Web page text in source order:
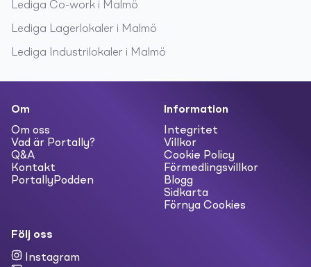
Lediga Co-work i Malmö
Lediga Lagerlokaler i Malmö
Lediga Industrilokaler i Malmö
Om
Om oss
Vad är Portally?
Q&A
Kontakt
PortallyPodden
Information
Integritet
Villkor
Cookie Policy
Förmedlingsvillkor
Blogg
Sidkarta
Förnya Cookies
Följ oss
Instagram